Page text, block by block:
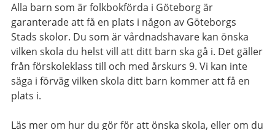
Alla barn som är folkbokförda i Göteborg är
garanterade att få en plats i någon av Göteborgs
Stads skolor. Du som är vårdnadshavare kan önska
vilken skola du helst vill att ditt barn ska gå i. Det gäller
från förskoleklass till och med årskurs 9. Vi kan inte
säga i förväg vilken skola ditt barn kommer att få en
plats i.
Läs mer om hur du gör för att önska skola, eller om du